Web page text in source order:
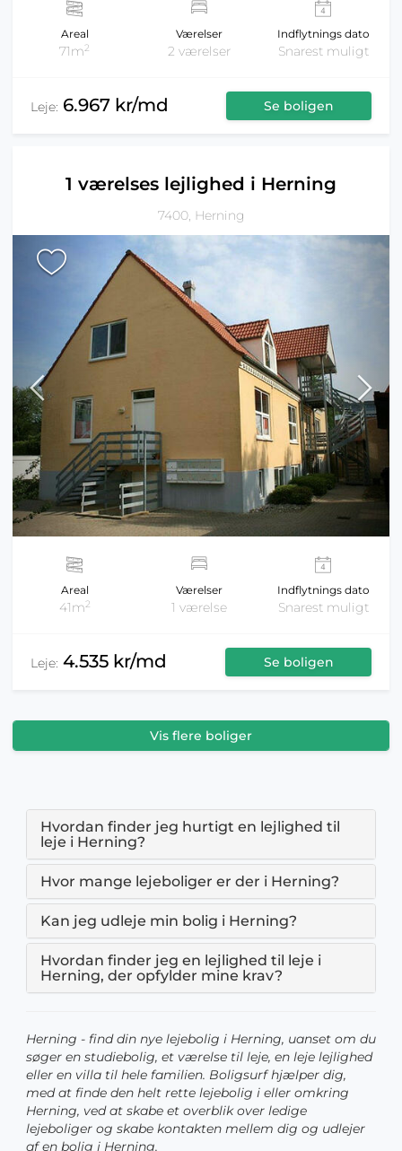
Areal
71m2
Værelser
2 værelser
Indflytnings dato
Snarest muligt
Leje: 6.967 kr/md Se boligen
1 værelses lejlighed i Herning
7400, Herning
Areal
41m2
Værelser
1 værelse
Indflytnings dato
Snarest muligt
Leje: 4.535 kr/md Se boligen
Vis flere boliger
Hvordan finder jeg hurtigt en lejlighed til
leje i Herning?
Hvor mange lejeboliger er der i Herning?
Kan jeg udleje min bolig i Herning?
Hvordan finder jeg en lejlighed til leje i
Herning, der opfylder mine krav?
Herning - find din nye lejebolig i Herning, uanset om du
søger en studiebolig, et værelse til leje, en leje lejlighed
eller en villa til hele familien. Boligsurf hjælper dig,
med at finde den helt rette lejebolig i eller omkring
Herning, ved at skabe et overblik over ledige
lejeboliger og skabe kontakten mellem dig og udlejer
af en bolig i Herning.